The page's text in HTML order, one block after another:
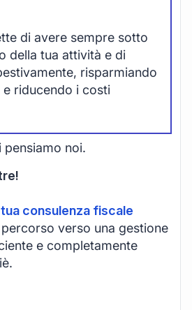
di avere sempre sotto
della tua attività e di
risparmiando
riducendo i costi
pensiamo noi.
consulenza fiscale
verso una gestione
e completamente